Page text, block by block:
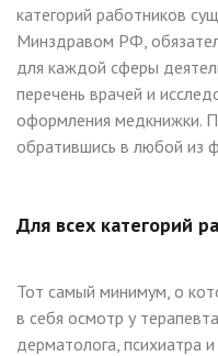
категорий работников
Минздравом РФ,
для каждой сферы
перечень врачей и
оформления медкнижки.
обратившись в любой из
Для всех категорий
Тот самый минимум, о
в себя осмотр у
дерматолога, психиатра